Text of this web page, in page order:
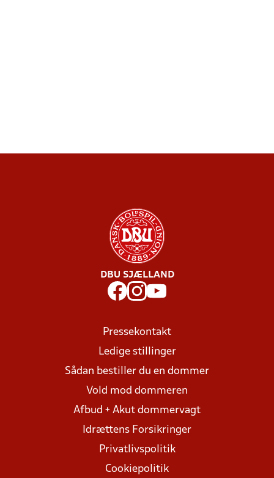
DBU SJÆLLAND
Pressekontakt
Ledige stillinger
Sådan bestiller du en dommer
Vold mod dommeren
Afbud + Akut dommervagt
Idrættens Forsikringer
Privatlivspolitik
Cookiepolitik